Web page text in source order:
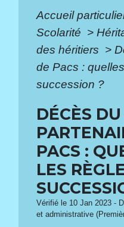
Accueil
Scolarité >
des héritiers >
de Pacs :
succession ?
DÉCÈS DU
PACS :
LES
Vérifié le 10 Jan 2023 -
et administrative